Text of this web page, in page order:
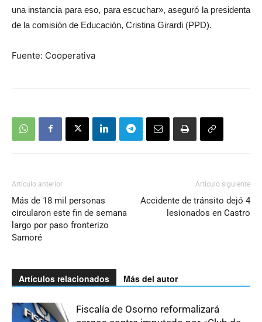
una instancia para eso, para escuchar», aseguró la presidenta
de la comisión de Educación, Cristina Girardi (PPD).
Fuente: Cooperativa
Artículo anterior
Más de 18 mil personas
circularon este fin de semana
largo por paso fronterizo
Samoré
Artículo siguiente
Accidente de tránsito dejó 4
lesionados en Castro
Artículos relacionados Más del autor
Fiscalía de Osorno reformalizará